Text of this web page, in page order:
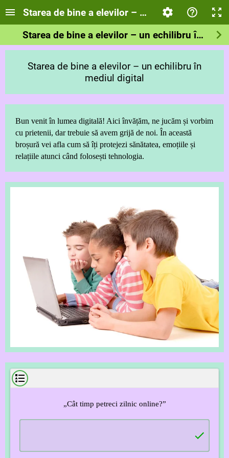
Starea de bine a elevilor – un echilibru în
Starea de bine a elevilor – un echilibru în mediul digital
Starea de bine a elevilor – un echilibru în
mediul digital
Bun venit în lumea digitală! Aici învățăm, ne jucăm și vorbim
cu prietenii, dar trebuie să avem grijă de noi. În această
broșură vei afla cum să îți protejezi sănătatea, emoțiile și
relațiile atunci când folosești tehnologia.
„Cât timp petreci zilnic online?”